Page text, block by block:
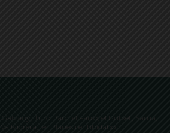
Turó Parc, el Farró, el Putxet, Sarrià,
les Planes i el Tibidabo